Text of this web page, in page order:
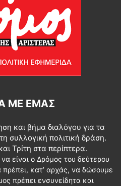
ΜΕ ΕΜΆΣ
και βήμα διαλόγου για τα
συλλογική πολιτική δράση.
Τρίτη στα περίπτερα.
είναι ο Δρόμος του δεύτερου
κατ’ αρχάς, να δώσουμε
πρέπει ενσυνείδητα και